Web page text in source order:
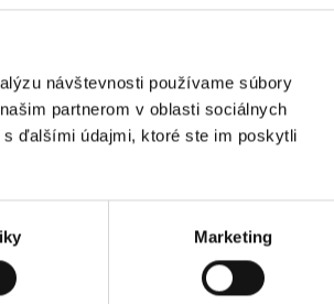
návštevnosti používame súbory
partnerom v oblasti sociálnych
ďalšími údajmi, ktoré ste im poskytli
Marketing